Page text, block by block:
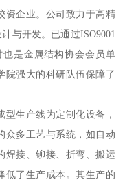
资企业。公司致力于高精
与开发。已通过ISO9001
是金属结构协会会员单
院强大的科研队伍保障了
生产线为定制化设备，
众多工艺与系统，如自动
焊接、铆接、折弯、搬运
低了生产成本。其生产的